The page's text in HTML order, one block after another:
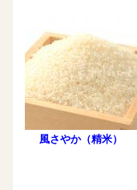
風さやか（精米）